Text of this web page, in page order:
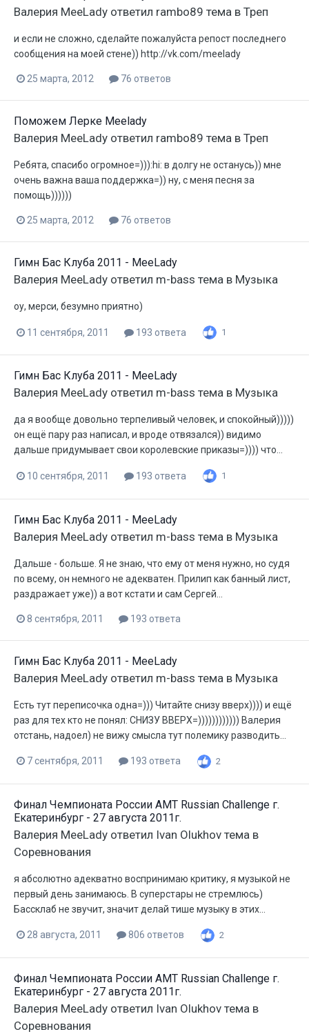
Валерия MeeLady ответил rambo89 тема в Треп
и если не сложно, сделайте пожалуйста репост последнего
сообщения на моей стене)) http://vk.com/meelady
25 марта, 2012 76 ответов
Поможем Лерке Meelady
Валерия MeeLady ответил rambo89 тема в Треп
Ребята, спасибо огромное=))):hi: в долгу не останусь)) мне
очень важна ваша поддержка=)) ну, с меня песня за
помощь))))))
25 марта, 2012 76 ответов
Гимн Бас Клуба 2011 - MeeLady
Валерия MeeLady ответил m-bass тема в Музыка
оу, мерси, безумно приятно)
11 сентября, 2011 193 ответа 1
Гимн Бас Клуба 2011 - MeeLady
Валерия MeeLady ответил m-bass тема в Музыка
да я вообще довольно терпеливый человек, и спокойный)))))
он ещё пару раз написал, и вроде отвязался)) видимо
дальше придумывает свои королевские приказы=)))) что...
10 сентября, 2011 193 ответа 1
Гимн Бас Клуба 2011 - MeeLady
Валерия MeeLady ответил m-bass тема в Музыка
Дальше - больше. Я не знаю, что ему от меня нужно, но судя
по всему, он немного не адекватен. Прилип как банный лист,
раздражает уже)) а вот кстати и сам Сергей...
8 сентября, 2011 193 ответа
Гимн Бас Клуба 2011 - MeeLady
Валерия MeeLady ответил m-bass тема в Музыка
Есть тут переписочка одна=))) Читайте снизу вверх)))) и ещё
раз для тех кто не понял: СНИЗУ ВВЕРХ=)))))))))))) Валерия
отстань, надоел) не вижу смысла тут полемику разводить...
7 сентября, 2011 193 ответа 2
Финал Чемпионата России АМТ Russian Challenge г.
Екатеринбург - 27 августа 2011г.
Валерия MeeLady ответил Ivan Olukhov тема в
Соревнования
я абсолютно адекватно воспринимаю критику, я музыкой не
первый день занимаюсь. В суперстары не стремлюсь)
Бассклаб не звучит, значит делай тише музыку в этих...
28 августа, 2011 806 ответов 2
Финал Чемпионата России АМТ Russian Challenge г.
Екатеринбург - 27 августа 2011г.
Валерия MeeLady ответил Ivan Olukhov тема в
Соревнования